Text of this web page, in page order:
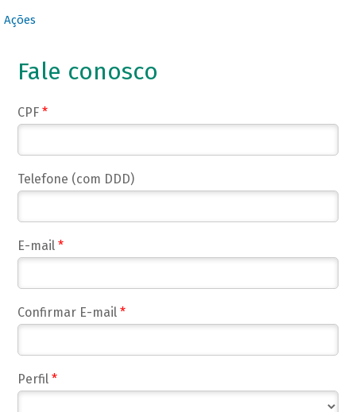
Ações
Fale conosco
CPF*
Telefone (com DDD)
E-mail*
Confirmar E-mail*
Perfil*